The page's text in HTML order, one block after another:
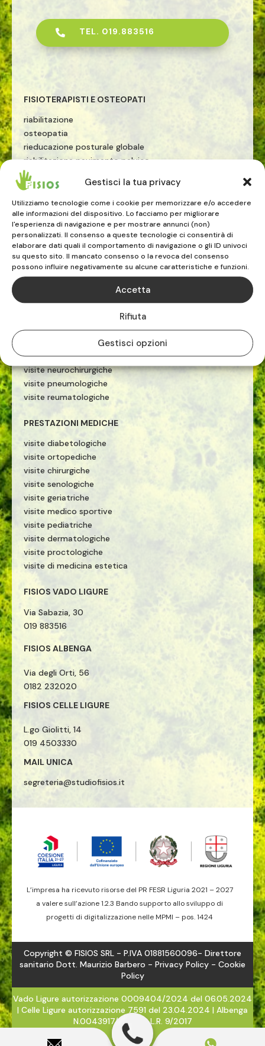
Gestisci la tua privacy
Utilizziamo tecnologie come i cookie per memorizzare e/o accedere
alle informazioni del dispositivo. Lo facciamo per migliorare
l'esperienza di navigazione e per mostrare annunci (non)
personalizzati. Il consenso a queste tecnologie ci consentirà di
elaborare dati quali il comportamento di navigazione o gli ID univoci
su questo sito. Il mancato consenso o la revoca del consenso
possono influire negativamente su alcune caratteristiche e funzioni.
Accetta
Rifiuta
Gestisci opzioni
 TEL. 019.883516
FISIOTERAPISTI E OSTEOPATI
riabilitazione
osteopatia
rieducazione posturale globale
riabilitazione pavimento pelvico
riabilitazione sportiva
terapia manuale
esercizio terapeutico
tecarterapia
onde d'urto
PRESTAZIONI MEDICHE
ecografie
visite ginecologiche
visite allergologiche
visite otorinolaringoiatriche
visite neurochirurgiche
visite pneumologiche
visite reumatologiche
PRESTAZIONI MEDICHE
visite diabetologiche
visite ortopediche
visite chirurgiche
visite senologiche
visite geriatriche
visite medico sportive
visite pediatriche
visite dermatologiche
visite proctologiche
visite di medicina estetica
FISIOS VADO LIGURE
Via Sabazia, 30
019 883516
FISIOS ALBENGA
Via degli Orti, 56
0182 232020
FISIOS CELLE LIGURE
L.go Giolitti, 14
019 4503330
MAIL UNICA
segreteria@studiofisios.it
L’impresa ha ricevuto risorse del PR FESR Liguria 2021 – 2027
a valere sull’azione 1.2.3 Bando supporto allo sviluppo di
progetti di digitalizzazione nelle MPMI – pos. 1424
Copyright © FISIOS SRL - P.IVA 01881560096- Direttore
sanitario Dott. Maurizio Barbero - Privacy Policy - Cookie
Policy
Vado Ligure autorizzazione 0009404/2024 del 06.05.2024
| Celle Ligure autorizzazione 7591 del 23.04.2024 | Albenga
N.0043917/2024 - L.R. 9/2017